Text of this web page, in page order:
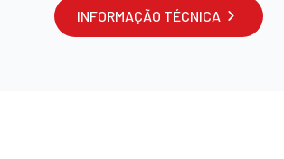
INFORMAÇÃO TÉCNICA